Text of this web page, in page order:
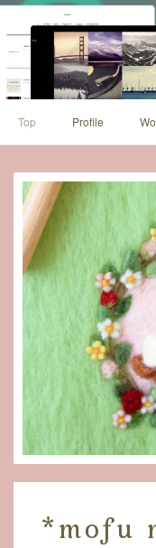
Top Profile
*mofu